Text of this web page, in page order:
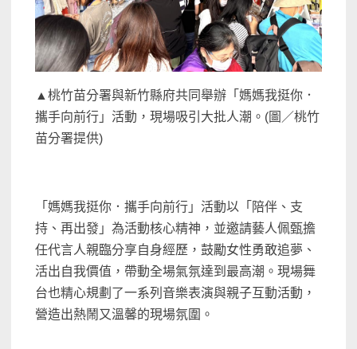
▲桃竹苗分署與新竹縣府共同舉辦「媽媽我挺你．
攜手向前行」活動，現場吸引大批人潮。(圖／桃竹
苗分署提供)
「媽媽我挺你．攜手向前行」活動以「陪伴、支
持、再出發」為活動核心精神，並邀請藝人佩甄擔
任代言人親臨分享自身經歷，鼓勵女性勇敢追夢、
活出自我價值，帶動全場氣氛達到最高潮。現場舞
台也精心規劃了一系列音樂表演與親子互動活動，
營造出熱鬧又溫馨的現場氛圍。